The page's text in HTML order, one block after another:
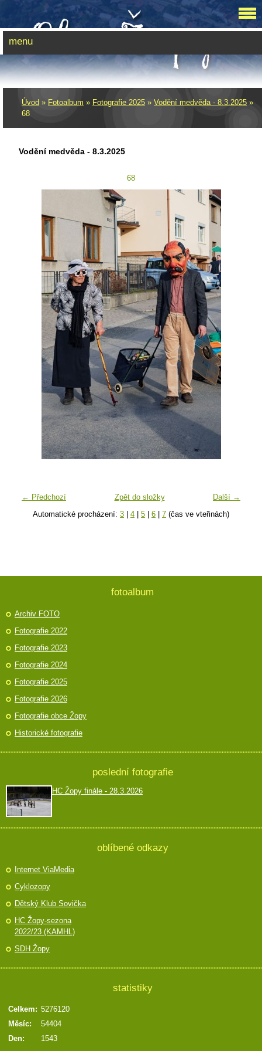
Úvod » Fotoalbum » Fotografie 2025 » Vodění medvěda - 8.3.2025 »
68
Vodění medvěda - 8.3.2025
68
← Předchozí Další →
Zpět do složky
Automatické procházení: 3 4 5 6 7 (čas ve vteřinách)
menu
fotoalbum
Archiv FOTO
Fotografie 2022
Fotografie 2023
Fotografie 2024
Fotografie 2025
Fotografie 2026
Fotografie obce Žopy
Historické fotografie
poslední fotografie
HC Žopy finále - 28.3.2026
oblíbené odkazy
Internet ViaMedia
Cyklozopy
Dětský Klub Sovička
HC Žopy-sezona
2022/23 (KAMHL)
SDH Žopy
statistiky
Celkem: 5276120
Měsíc:
54404
Den:
1543